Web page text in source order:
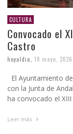
CULTURA
Convocado el
Castro
hoyaldia 19 mayo, 2026
El Ayuntamiento
con la Junta de
ha convocado el
Leer más